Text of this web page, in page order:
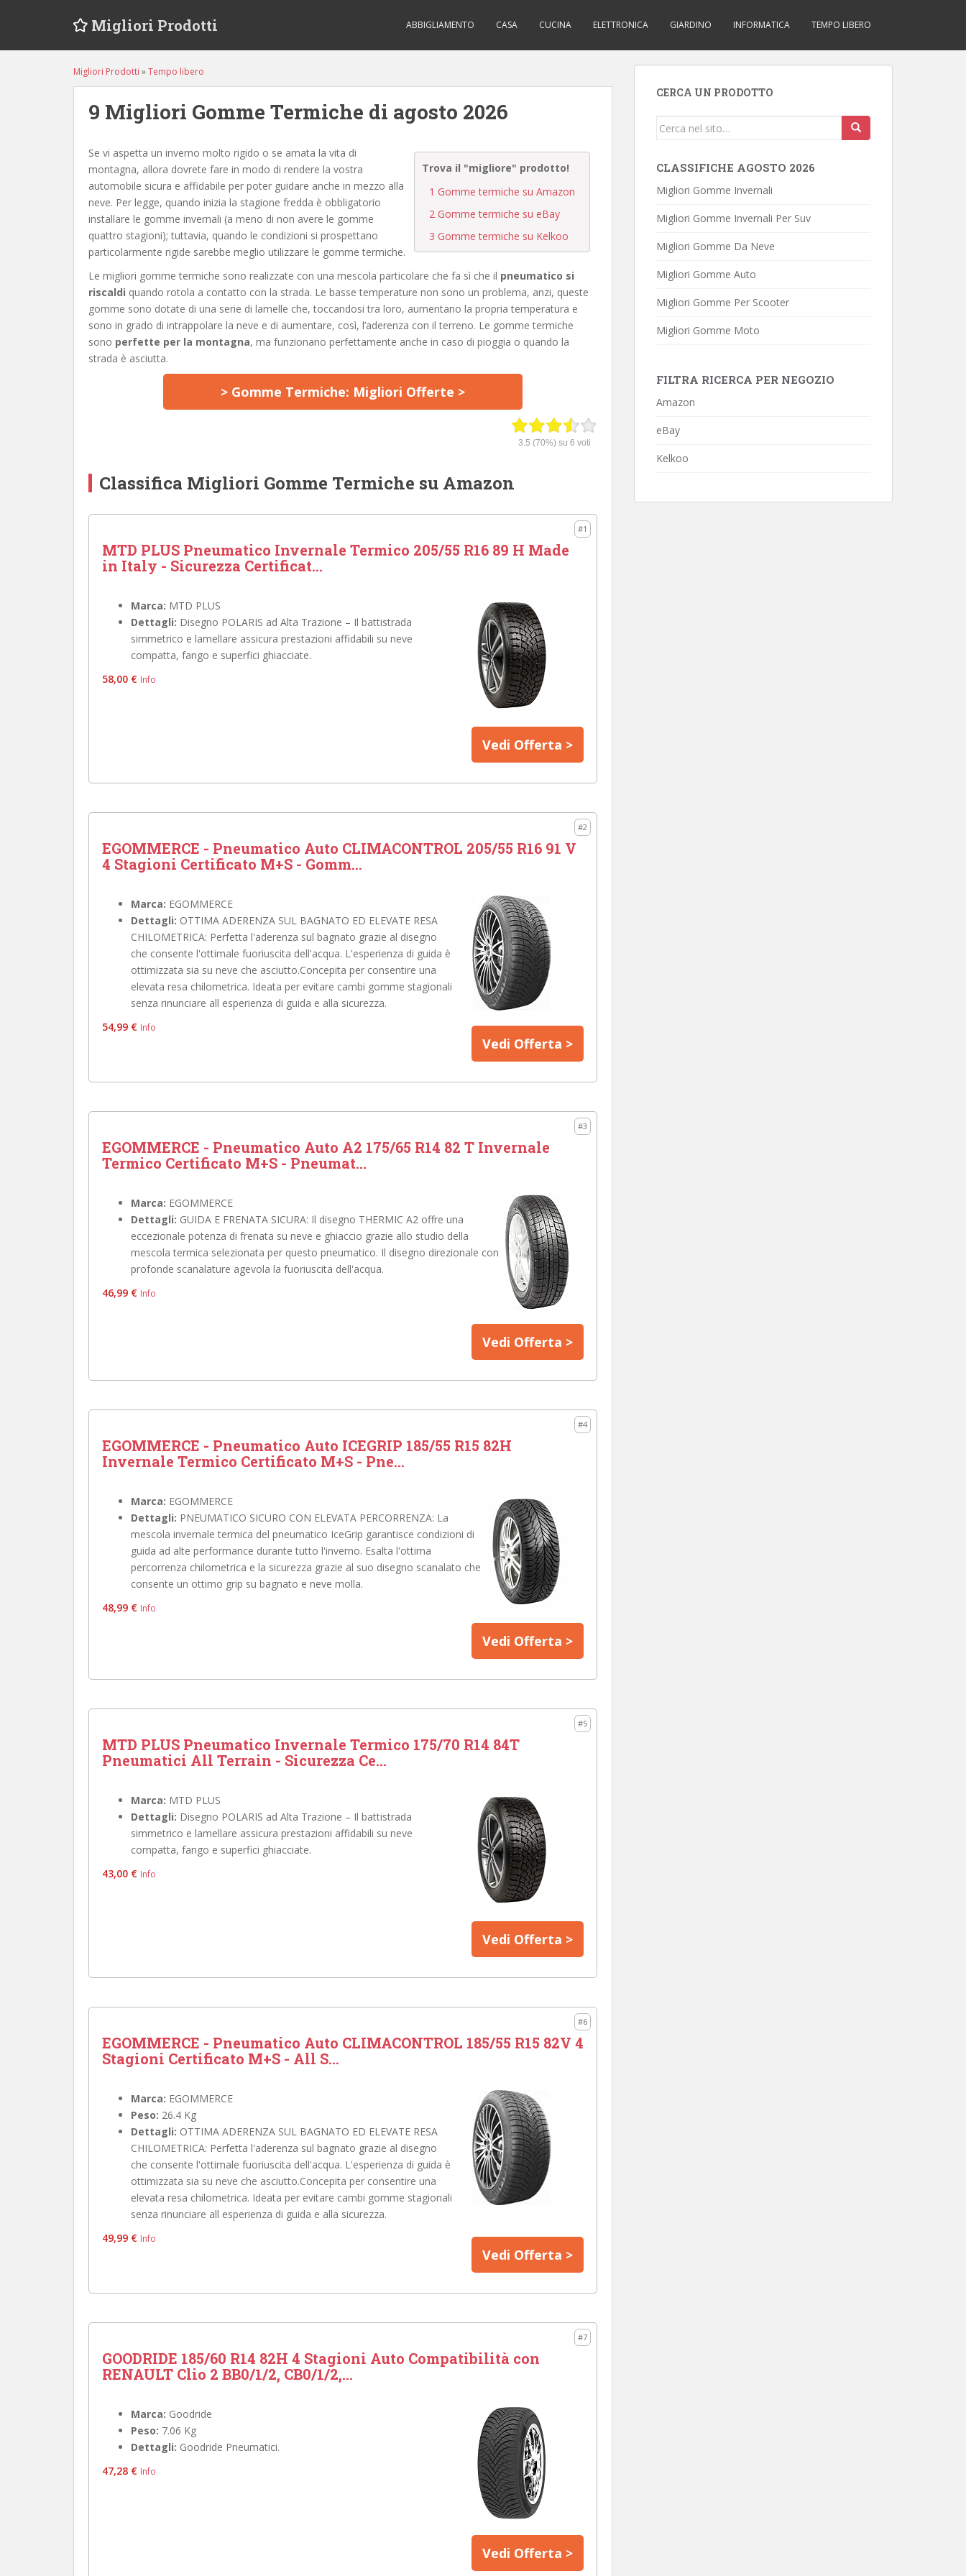
Migliori Prodotti ABBIGLIAMENTO CASA CUCINA ELETTRONICA GIARDINO INFORMATICA TEMPO LIBERO
Migliori Prodotti »Tempo libero
9 Migliori Gomme Termiche di agosto 2026
Trova il "migliore" prodotto!
1 Gomme termiche su Amazon
2 Gomme termiche su eBay
3 Gomme termiche su Kelkoo
Se vi aspetta un inverno molto rigido o se amata la vita di
montagna, allora dovrete fare in modo di rendere la vostra
automobile sicura e affidabile per poter guidare anche in mezzo alla
neve. Per legge, quando inizia la stagione fredda è obbligatorio
installare le gomme invernali (a meno di non avere le gomme
quattro stagioni); tuttavia, quando le condizioni si prospettano
particolarmente rigide sarebbe meglio utilizzare le gomme termiche.
Le migliori gomme termiche sono realizzate con una mescola particolare che fa sì che il pneumatico si
riscaldi quando rotola a contatto con la strada. Le basse temperature non sono un problema, anzi, queste
gomme sono dotate di una serie di lamelle che, toccandosi tra loro, aumentano la propria temperatura e
sono in grado di intrappolare la neve e di aumentare, così, l’aderenza con il terreno. Le gomme termiche
sono perfette per la montagna, ma funzionano perfettamente anche in caso di pioggia o quando la
strada è asciutta.
> Gomme Termiche: Migliori Offerte >
3.5 (70%) su 6 voti
Classifica Migliori Gomme Termiche su Amazon
#1
MTD PLUS Pneumatico Invernale Termico 205/55 R16 89 H Made
in Italy - Sicurezza Certificat...
Marca: MTD PLUS
Dettagli: Disegno POLARIS ad Alta Trazione – Il battistrada
simmetrico e lamellare assicura prestazioni affidabili su neve
compatta, fango e superfici ghiacciate.
58,00 € Info
Vedi Offerta >
#2
EGOMMERCE - Pneumatico Auto CLIMACONTROL 205/55 R16 91 V
4 Stagioni Certificato M+S - Gomm...
Marca: EGOMMERCE
Dettagli: OTTIMA ADERENZA SUL BAGNATO ED ELEVATE RESA
CHILOMETRICA: ​Perfetta l'aderenza sul bagnato grazie al disegno
che consente l'ottimale fuoriuscita dell'acqua. L'esperienza di guida è
ottimizzata sia su neve che asciutto.Concepita per consentire una
elevata resa chilometrica. Ideata per evitare cambi gomme stagionali
senza rinunciare all esperienza di guida e alla sicurezza.
54,99 € Info
Vedi Offerta >
#3
EGOMMERCE - Pneumatico Auto A2 175/65 R14 82 T Invernale
Termico Certificato M+S - Pneumat...
Marca: EGOMMERCE
Dettagli: GUIDA E FRENATA SICURA: Il disegno THERMIC A2 offre una
eccezionale potenza di frenata su neve e ghiaccio grazie allo studio della
mescola termica selezionata per questo pneumatico. Il disegno direzionale con
profonde scanalature agevola la fuoriuscita dell'acqua.
46,99 € Info
Vedi Offerta >
#4
EGOMMERCE - Pneumatico Auto ICEGRIP 185/55 R15 82H
Invernale Termico Certificato M+S - Pne...
Marca: EGOMMERCE
Dettagli: PNEUMATICO SICURO CON ELEVATA PERCORRENZA: La
mescola invernale termica del pneumatico IceGrip garantisce condizioni di
guida ad alte performance durante tutto l'inverno. Esalta l'ottima
percorrenza chilometrica e la sicurezza grazie al suo disegno scanalato che
consente un ottimo grip su bagnato e neve molla.
48,99 € Info
Vedi Offerta >
#5
MTD PLUS Pneumatico Invernale Termico 175/70 R14 84T
Pneumatici All Terrain - Sicurezza Ce...
Marca: MTD PLUS
Dettagli: Disegno POLARIS ad Alta Trazione – Il battistrada
simmetrico e lamellare assicura prestazioni affidabili su neve
compatta, fango e superfici ghiacciate.
43,00 € Info
Vedi Offerta >
#6
EGOMMERCE - Pneumatico Auto CLIMACONTROL 185/55 R15 82V 4
Stagioni Certificato M+S - All S...
Marca: EGOMMERCE
Peso: 26.4 Kg
Dettagli: OTTIMA ADERENZA SUL BAGNATO ED ELEVATE RESA
CHILOMETRICA: ​Perfetta l'aderenza sul bagnato grazie al disegno
che consente l'ottimale fuoriuscita dell'acqua. L'esperienza di guida è
ottimizzata sia su neve che asciutto.Concepita per consentire una
elevata resa chilometrica. Ideata per evitare cambi gomme stagionali
senza rinunciare all esperienza di guida e alla sicurezza.
49,99 € Info
Vedi Offerta >
#7
GOODRIDE 185/60 R14 82H 4 Stagioni Auto Compatibilità con
RENAULT Clio 2 BB0/1/2, CB0/1/2,...
Marca: Goodride
Peso: 7.06 Kg
Dettagli: Goodride Pneumatici.
47,28 € Info
Vedi Offerta >
CERCA UN PRODOTTO
Cerca...
CLASSIFICHE AGOSTO 2026
Migliori Gomme Invernali
Migliori Gomme Invernali Per Suv
Migliori Gomme Da Neve
Migliori Gomme Auto
Migliori Gomme Per Scooter
Migliori Gomme Moto
FILTRA RICERCA PER NEGOZIO
Amazon
eBay
Kelkoo